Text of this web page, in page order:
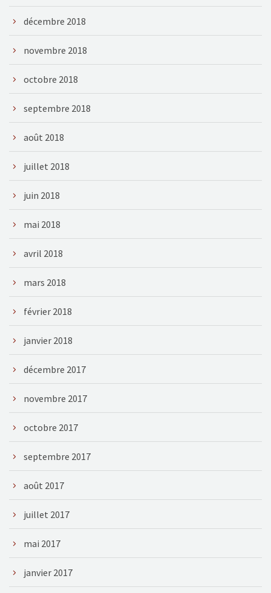
décembre 2018
novembre 2018
octobre 2018
septembre 2018
août 2018
juillet 2018
juin 2018
mai 2018
avril 2018
mars 2018
février 2018
janvier 2018
décembre 2017
novembre 2017
octobre 2017
septembre 2017
août 2017
juillet 2017
mai 2017
janvier 2017